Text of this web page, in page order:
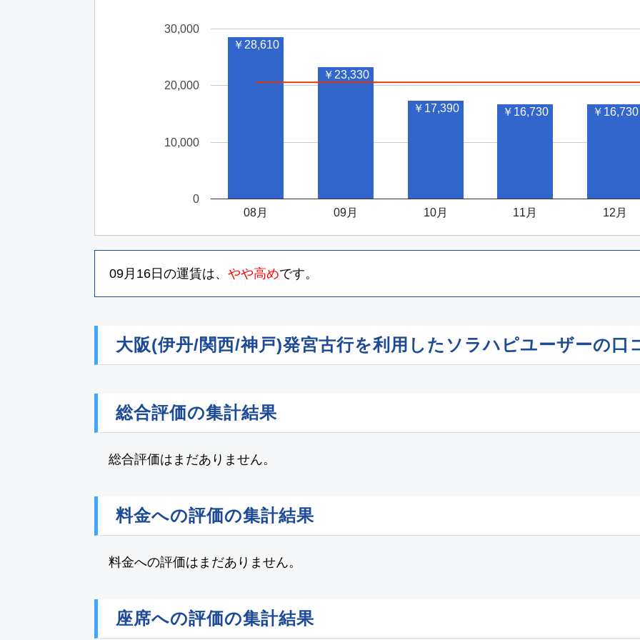
08月 09月 10月 11月 12月
0
10,000
20,000
30,000
￥28,610
￥23,330
￥17,390 ￥16,730 ￥16,730
09月16日 の運賃は、 やや高めです。
大阪(伊丹/関西/神戸)発宮古行を利用したソラハピユーザーの口
総合評価の集計結果
総合評価はまだありません。
料金への評価の集計結果
料金への評価はまだありません。
座席への評価の集計結果